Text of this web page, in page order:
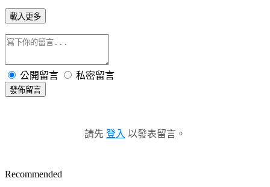
載入更多
公開留言 私密留言
發佈留言
請先 登入 以發表留言。
Recommended